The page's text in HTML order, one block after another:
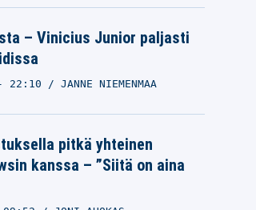
– Vinicius Junior paljasti
22:10 JANNE NIEMENMAA
pitkä yhteinen
kanssa – ”Siitä on aina